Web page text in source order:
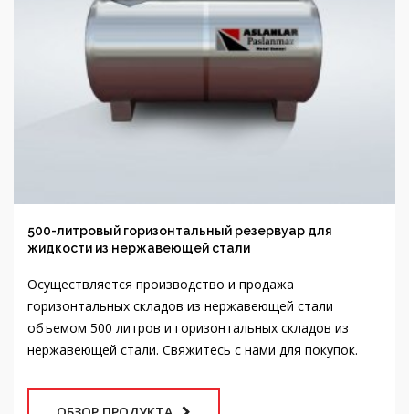
Осуществляется производство и продажа
горизонтальных складов из нержавеющей стали
объемом 500 литров и горизонтальных складов из
нержавеющей стали. Свяжитесь с нами для покупок.
ОБЗОР ПРОДУКТА